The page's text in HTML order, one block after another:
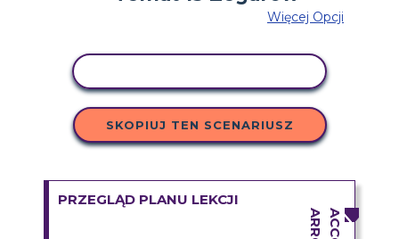
Więcej Opcji
SKOPIUJ TEN SCENARIUSZ
PRZEGLĄD PLANU LEKCJI